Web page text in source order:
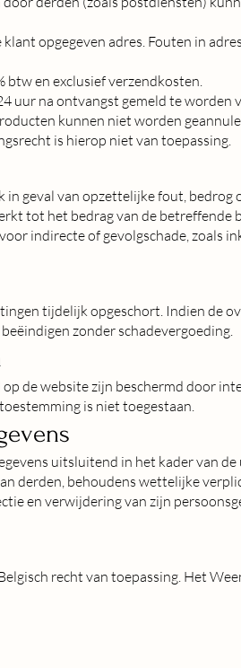
opgegeven adres. Fouten in
en exclusief verzendkosten.
uur na ontvangst gemeld te worden
kunnen niet worden
is hierop niet van toepassing.
geval van opzettelijke fout, bedrog
tot het bedrag van de betreffende
indirecte of gevolgschade, zoals
tijdelijk opgeschort. Indien de
zonder schadevergoeding.
op de website zijn beschermd door
is niet toegestaan.
uitsluitend in het kader van
derden, behoudens wettelijke
en verwijdering van zijn
recht van toepassing. Het